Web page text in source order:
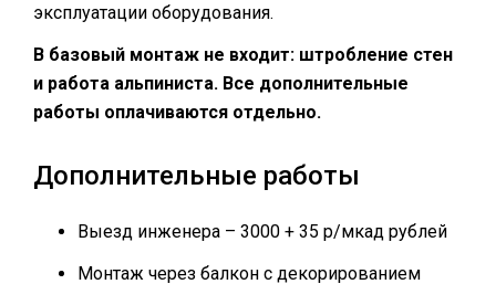
эксплуатации оборудования.
В базовый монтаж не входит: штробление стен
и работа альпиниста. Все дополнительные
работы оплачиваются отдельно.
Дополнительные работы
Выезд инженера – 3000 + 35 р/мкад рублей
Монтаж через балкон с декорированием